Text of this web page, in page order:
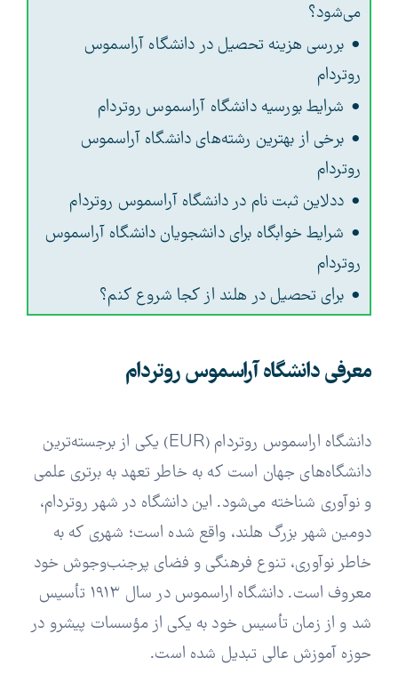
می‌شود؟
بررسی هزینه تحصیل در دانشگاه آراسموس
روتردام
شرایط بورسیه دانشگاه آراسموس روتردام
برخی از بهترین رشته‌های دانشگاه آراسموس
روتردام
ددلاین ثبت نام در دانشگاه آراسموس روتردام
شرایط خوابگاه برای دانشجویان دانشگاه آراسموس
روتردام
برای تحصیل در هلند از کجا شروع کنم؟
معرفی دانشگاه آراسموس روتردام
دانشگاه اراسموس روتردام (EUR) یکی از برجسته‌ترین
دانشگاه‌های جهان است که به خاطر تعهد به برتری علمی
و نوآوری شناخته می‌شود. این دانشگاه در شهر روتردام،
دومین شهر بزرگ هلند، واقع شده است؛ شهری که به
خاطر نوآوری، تنوع فرهنگی و فضای پرجنب‌وجوش خود
معروف است. دانشگاه اراسموس در سال ۱۹۱۳ تأسیس
شد و از زمان تأسیس خود به یکی از مؤسسات پیشرو در
حوزه آموزش عالی تبدیل شده است.